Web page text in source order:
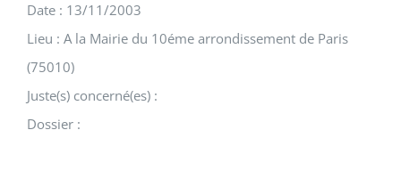
Date : 13/11/2003
Lieu : A la Mairie du 10éme arrondissement de Paris
(75010)
Juste(s) concerné(es) :
Dossier :